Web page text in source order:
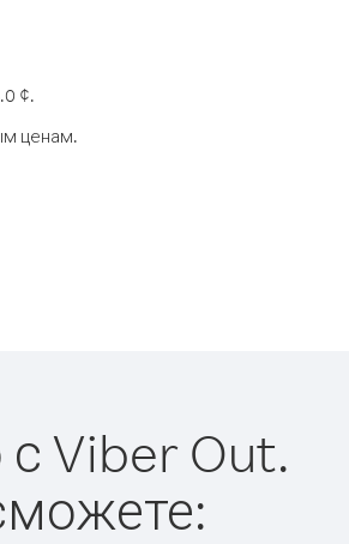
¢.
ценам.
Viber Out.